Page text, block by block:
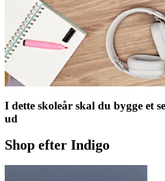
I dette skoleår skal du bygge et
ud
Shop efter Indigo